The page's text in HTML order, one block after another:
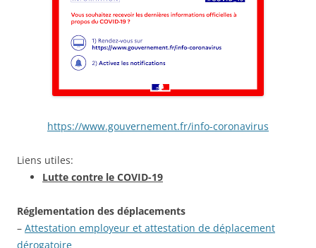
https://www.gouvernement.fr/info-coronavirus
Liens utiles:
Lutte contre le COVID-19
Réglementation des déplacements
– Attestation employeur et attestation de déplacement
dérogatoire